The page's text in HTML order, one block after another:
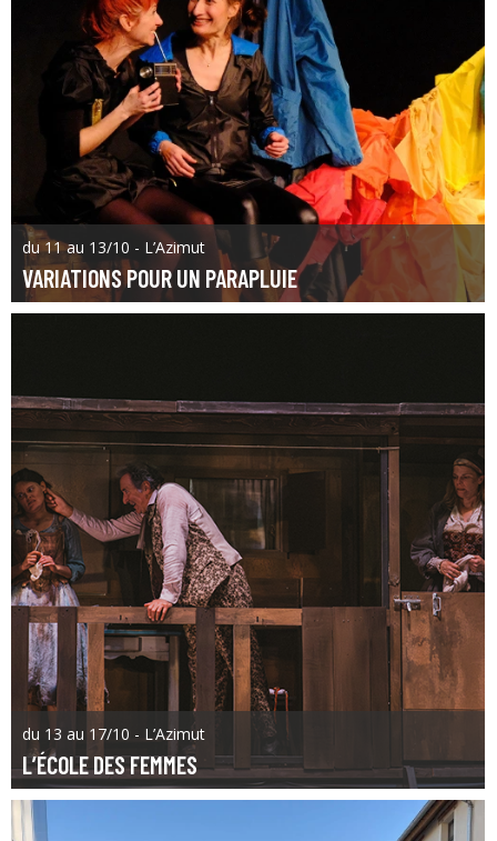
du 11 au 13/10 - L’Azimut
VARIATIONS POUR UN PARAPLUIE
du 13 au 17/10 - L’Azimut
L’ÉCOLE DES FEMMES